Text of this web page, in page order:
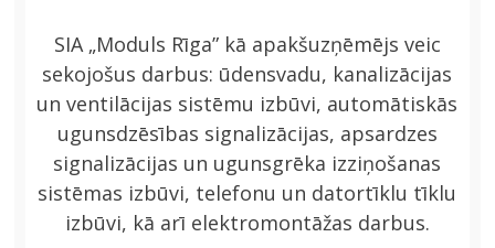
SIA „Moduls Rīga” kā apakšuzņēmējs veic
sekojošus darbus: ūdensvadu, kanalizācijas
un ventilācijas sistēmu izbūvi, automātiskās
ugunsdzēsības signalizācijas, apsardzes
signalizācijas un ugunsgrēka izziņošanas
sistēmas izbūvi, telefonu un datortīklu tīklu
izbūvi, kā arī elektromontāžas darbus.